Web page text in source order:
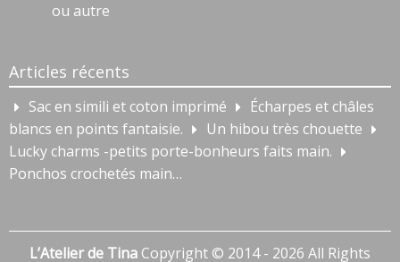
ou autre
Articles récents
Sac en simili et coton imprimé
Écharpes et châles
blancs en points fantaisie.
Un hibou très chouette
Lucky charms -petits porte-bonheurs faits main.
Ponchos crochetés main…
L’Atelier de Tina Copyright © 2014 - 2026 All Rights